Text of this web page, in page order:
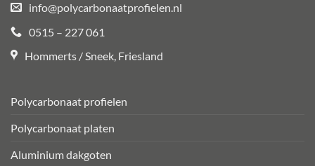
info@polycarbonaatprofielen.nl
0515 – 227 061
Hommerts / Sneek, Friesland
Polycarbonaat profielen
Polycarbonaat platen
Aluminium dakgoten